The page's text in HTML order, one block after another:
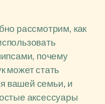
рассмотрим, как
почему
может стать
вашей семьи, и
аксессуары